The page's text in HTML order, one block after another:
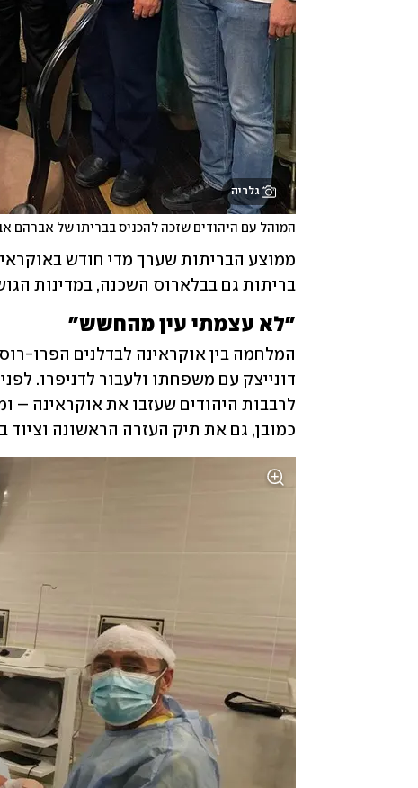
גלריה
המוהל עם היהודים שזכה להכניס בבריתו של אברהם
בריתות גם בבלארוס השכנה, במדינות
"לא עצמתי עין מהחשש"
כמובן, גם את תיק העזרה הראשונה וציוד